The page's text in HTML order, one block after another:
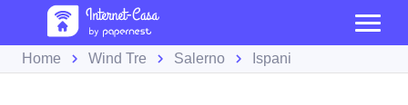
Home Wind Tre Salerno Ispani